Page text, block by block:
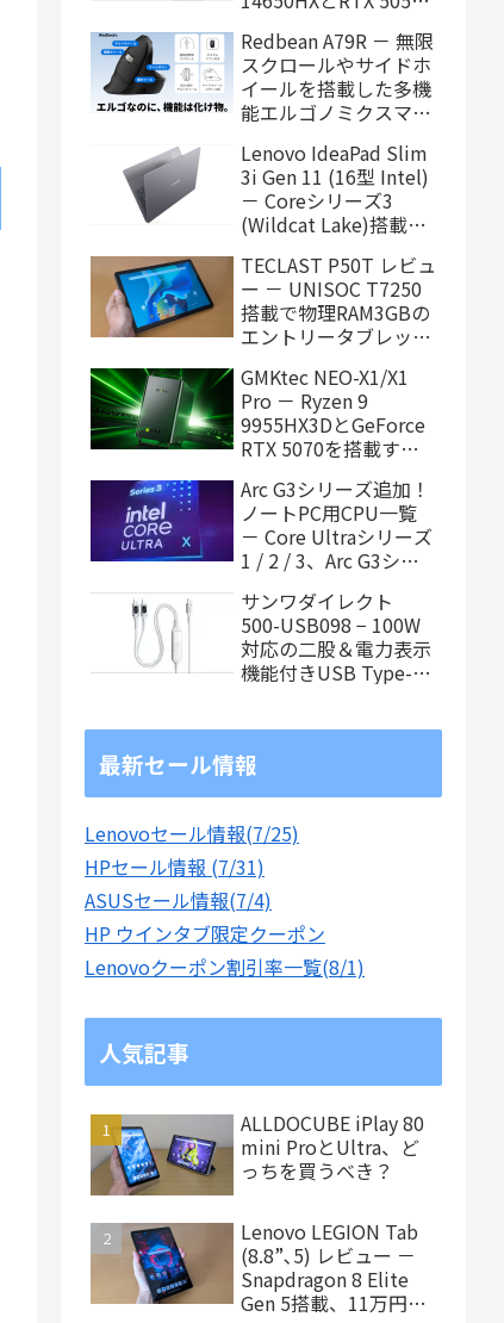
エイティブも快適にこ
なせます
Redbean A79R － 無限
スクロールやサイドホ
イールを搭載した多機
能エルゴノミクスマウ
ィング中
Lenovo IdeaPad Slim
3i Gen 11 (16型 Intel)
－ Coreシリーズ3
(Wildcat Lake)搭載の
ノート
TECLAST P50T レビュ
ー － UNISOC T7250
搭載で物理RAM3GBの
エントリータブレッ
らアリ
GMKtec NEO-X1/X1
Pro － Ryzen 9
9955HX3DとGeForce
RTX 5070を搭載する
Desktop)」PCが近日
発売
Arc G3シリーズ追加！
ノートPC用CPU一覧
－ Core Ultraシリーズ
1 / 2 / 3、Arc G3シリ
サンワダイレクト
500-USB098 − 100W
対応の二股＆電力表示
機能付きUSB Type-C
最新セール情報
Lenovoセール情報(7/25)
HPセール情報 (7/31)
ASUSセール情報(7/4)
HP ウインタブ限定クーポン
Lenovoクーポン割引率一覧(8/1)
人気記事
ALLDOCUBE iPlay 80
mini ProとUltra、ど
っちを買うべき？
Lenovo LEGION Tab
(8.8”､5) レビュー －
Snapdragon 8 Elite
Gen 5搭載、11万円台